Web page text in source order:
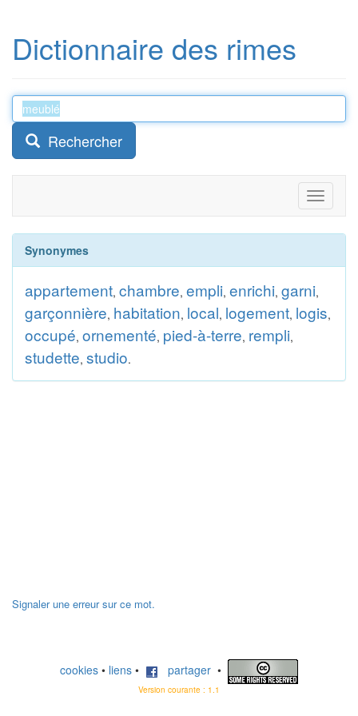
Dictionnaire des rimes
Rechercher
Toggle
Synonymes
appartement, chambre, empli, enrichi, garni,
garçonnière, habitation, local, logement, logis,
occupé, ornementé, pied-à-terre, rempli,
studette, studio.
Signaler une erreur sur ce mot.
cookies • liens • partager •
Version courante : 1.1